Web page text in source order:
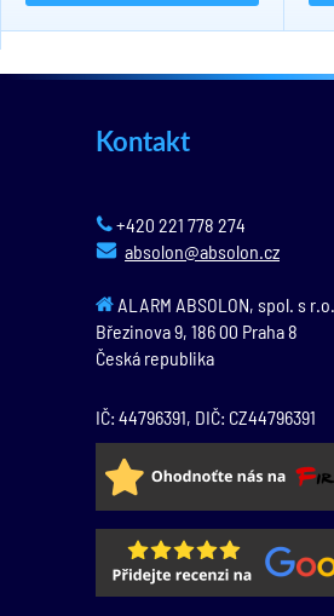
Kontakt
+420 221 778 274
absolon@absolon.cz
ALARM ABSOLON, spol. s r.o.
Březinova 9, 186 00 Praha 8
Česká republika
IČ: 44796391, DIČ: CZ44796391